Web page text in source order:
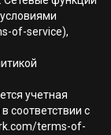
of-service),
учетная
соответствии с
terms-of-